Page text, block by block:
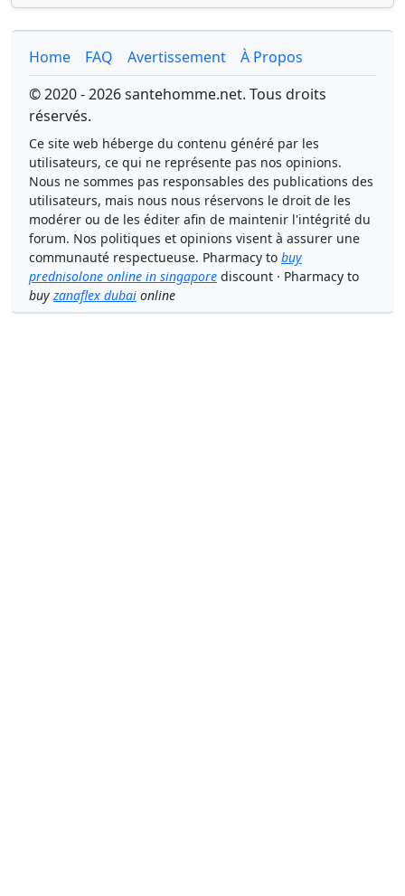
Home FAQ Avertissement
À Propos
© 2020 - 2026 santehomme.net. Tous droits
réservés.
Ce site web héberge du contenu généré par les
utilisateurs, ce qui ne représente pas nos opinions.
Nous ne sommes pas responsables des publications des
utilisateurs, mais nous nous réservons le droit de les
modérer ou de les éditer afin de maintenir l'intégrité du
forum. Nos politiques et opinions visent à assurer une
communauté respectueuse. Pharmacy to buy
prednisolone online in singapore discount · Pharmacy to
buyzanaflex dubai online